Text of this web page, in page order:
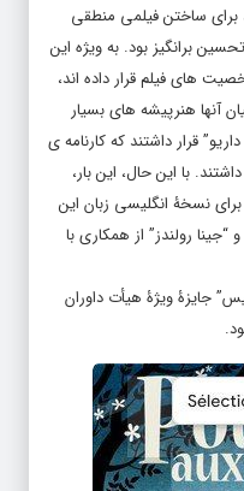
ساختن فیلمی منطقی
برانگیز بود. به ویژه این
های فیلم قرار داده اند،
آنها هنرپیشه های بسیار
قرار داشتند که کارنامه ی
با این حال، این بار،
نسخۀ انگلیسی زبان این
رولندز” از همکاری با
جایزۀ ویژۀ هیأت داوران